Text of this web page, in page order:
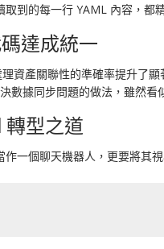
到的每一行 YAML 內容，都
達成統一
資產關聯性的準確率提升了
數據同步問題的做法，雖然看
轉型之道
一個聊天機器人，更要將其